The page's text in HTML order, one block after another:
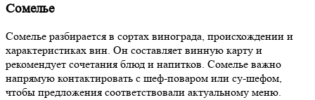
Сомелье
Сомелье разбирается в сортах винограда, происхождении и
характеристиках вин. Он составляет винную карту и
рекомендует сочетания блюд и напитков. Сомелье важно
напрямую контактировать с шеф-поваром или су-шефом,
чтобы предложения соответствовали актуальному меню.